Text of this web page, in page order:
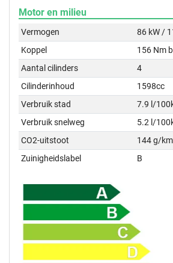
Motor en milieu
Vermogen
86 kW /
Koppel
156 Nm
Aantal cilinders
4
Cilinderinhoud
1598cc
Verbruik stad
7.9 l/
Verbruik snelweg
5.2 l/
CO2-uitstoot
144 g/km
Zuinigheidslabel
B